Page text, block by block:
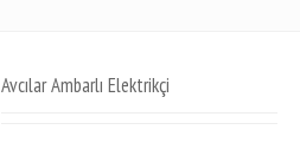
Avcılar Ambarlı Elektrikçi